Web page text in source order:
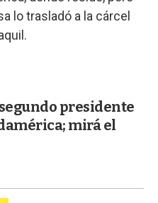
lo trasladó a la cárcel
presidente
mirá el